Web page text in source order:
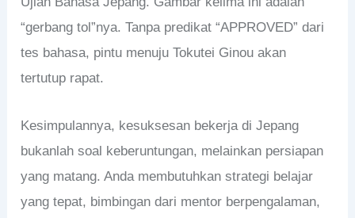
“gerbang tol”nya. Tanpa predikat “APPROVED” dari
tes bahasa, pintu menuju Tokutei Ginou akan
tertutup rapat.
Kesimpulannya, kesuksesan bekerja di Jepang
bukanlah soal keberuntungan, melainkan persiapan
yang matang. Anda membutuhkan strategi belajar
yang tepat, bimbingan dari mentor berpengalaman,